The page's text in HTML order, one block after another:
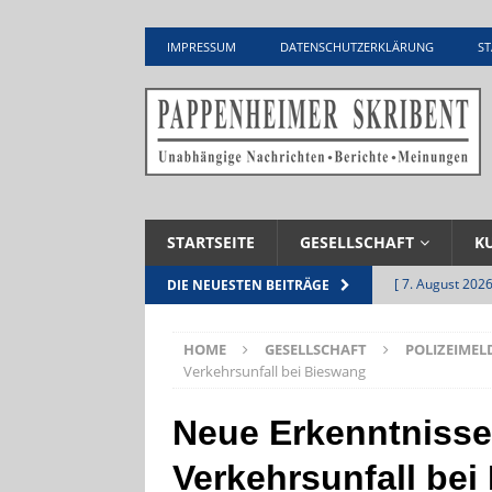
IMPRESSUM DATENSCHUTZERKLÄRUNG
STARTSEITE GESELLSCHAFT
DIE NEUESTEN BEITRÄGE [ 7. August
[ 5. August
[ 5. August 2026
Zementwerk
HOME GESELLSCHAFT
Verkehrsunfall bei Bieswang
Neue
Verkehrsunfall bei